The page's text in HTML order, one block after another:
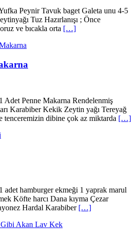
Peynir Tavuk baget Galeta unu 4-5
Tuz Hazırlanışı ; Önce
ve bıcakla orta […]
Adet Penne Makarna Rendelenmiş
Karabiber Kekik Zeytin yağı Tereyağ
tenceremizin dibine çok az miktarda […]
adet hamburger ekmeği 1 yaprak marul
Köfte harcı Dana kıyma Çezar
Hardal Karabiber […]